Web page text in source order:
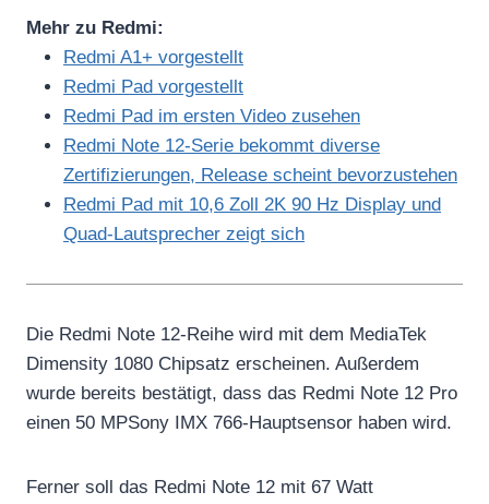
Mehr zu Redmi:
Redmi A1+ vorgestellt
Redmi Pad vorgestellt
Redmi Pad im ersten Video zusehen
Redmi Note 12-Serie bekommt diverse
Zertifizierungen, Release scheint bevorzustehen
Redmi Pad mit 10,6 Zoll 2K 90 Hz Display und
Quad-Lautsprecher zeigt sich
Die Redmi Note 12-Reihe wird mit dem MediaTek
Dimensity 1080 Chipsatz erscheinen. Außerdem
wurde bereits bestätigt, dass das Redmi Note 12 Pro
einen 50 MPSony IMX 766-Hauptsensor haben wird.
Ferner soll das Redmi Note 12 mit 67 Watt